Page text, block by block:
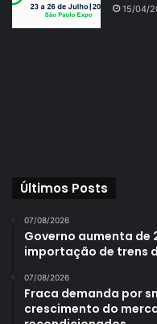
15/04/
Últimos Posts
07/08/2026
Governo aumenta de
importação de trens
07/08/2026
Fraca demanda por
crescimento do